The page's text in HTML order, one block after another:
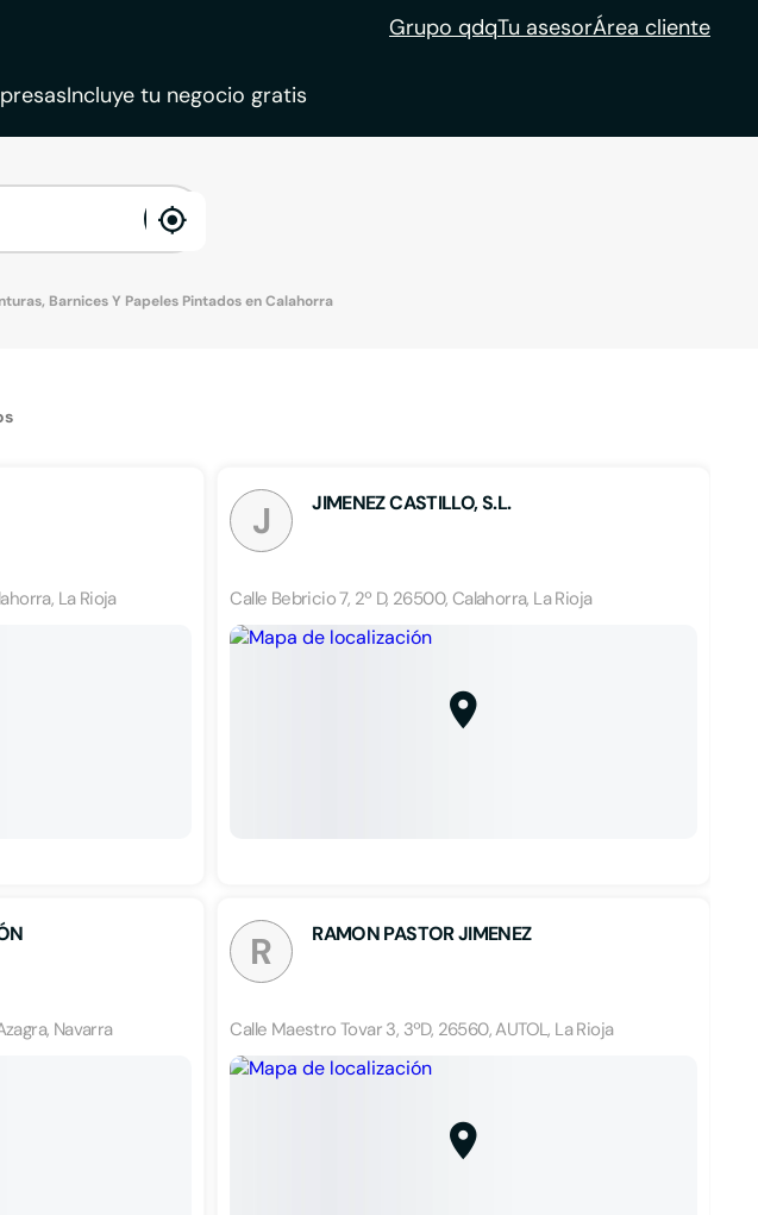
Grupo qdqTu asesorÁrea cliente
Incluye tu negocio gratis
enable
Barnices Y Papeles Pintados en Calahorra
La Rioja
J JIMENEZ CASTILLO, S.L.
Calle Bebricio 7, 2º D, 26500, Calahorra, La Rioja
Navarra
R RAMON PASTOR JIMENEZ
Calle Maestro Tovar 3, 3ºD, 26560, AUTOL, La Rioja